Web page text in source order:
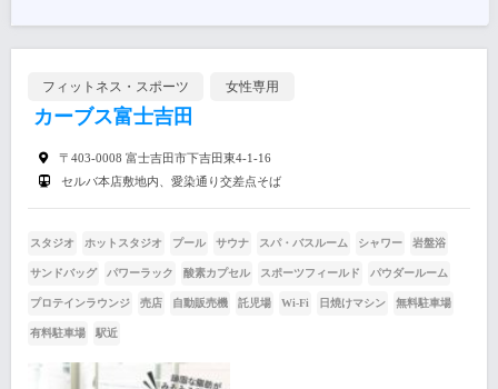
フィットネス・スポーツ 女性専用
カーブス富士吉田
〒403-0008 富士吉田市下吉田東4-1-16
セルバ本店敷地内、愛染通り交差点そば
スタジオ ホットスタジオ プール サウナ スパ・バスルーム シャワー 岩盤浴
サンドバッグ パワーラック 酸素カプセル スポーツフィールド パウダールーム
プロテインラウンジ 売店 自動販売機 託児場 Wi-Fi 日焼けマシン 無料駐車場
有料駐車場 駅近